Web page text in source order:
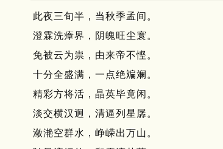
此夜三旬半，当秋季孟间。
澄霖洗瘴界，阴魄旺尘寰。
免被云为祟，由来帝不悭。
十分全盛满，一点绝斒斓。
精彩方将活，晶英毕竟闲。
淡交横汉迥，清逼列星孱。
潋滟空群水，峥嵘出万山。